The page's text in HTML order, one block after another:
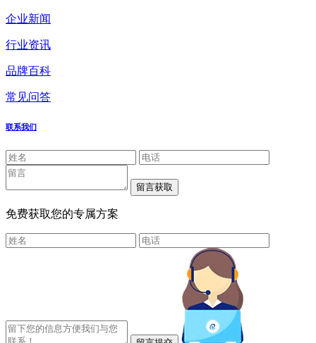
企业新闻
行业资讯
品牌百科
常见问答
联系我们
免费获取您的专属方案